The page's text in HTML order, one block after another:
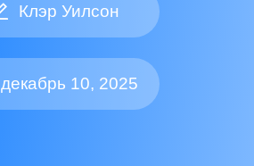
Клэр Уилсон
декабрь 10, 2025